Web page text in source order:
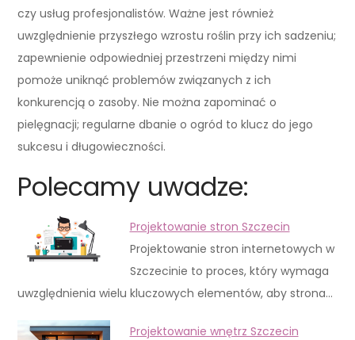
czy usług profesjonalistów. Ważne jest również
uwzględnienie przyszłego wzrostu roślin przy ich sadzeniu;
zapewnienie odpowiedniej przestrzeni między nimi
pomoże uniknąć problemów związanych z ich
konkurencją o zasoby. Nie można zapominać o
pielęgnacji; regularne dbanie o ogród to klucz do jego
sukcesu i długowieczności.
Polecamy uwadze:
Projektowanie stron Szczecin
Projektowanie stron internetowych w
Szczecinie to proces, który wymaga
uwzględnienia wielu kluczowych elementów, aby strona…
Projektowanie wnętrz Szczecin